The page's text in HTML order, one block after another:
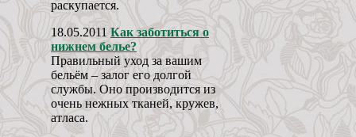
раскупается.
18.05.2011 Как заботиться о
нижнем белье?
Правильный уход за вашим
бельём – залог его долгой
службы. Оно производится из
очень нежных тканей, кружев,
атласа.